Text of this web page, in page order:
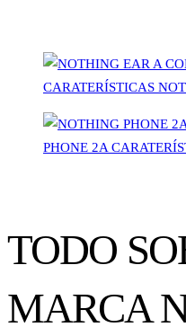
TODO
MARCA